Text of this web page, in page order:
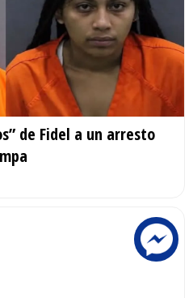
de Fidel a un arresto